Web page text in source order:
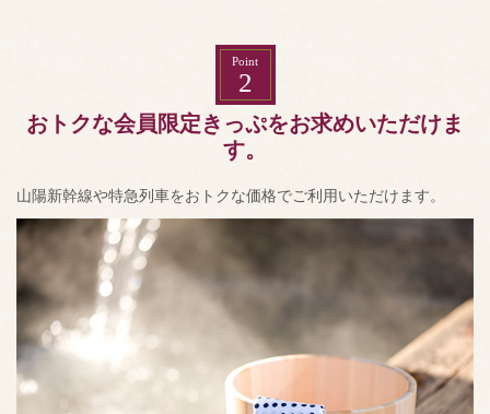
Point
2
おトクな会員限定きっぷをお求めいただけま
す。
山陽新幹線や特急列車をおトクな価格でご利用いただけます。